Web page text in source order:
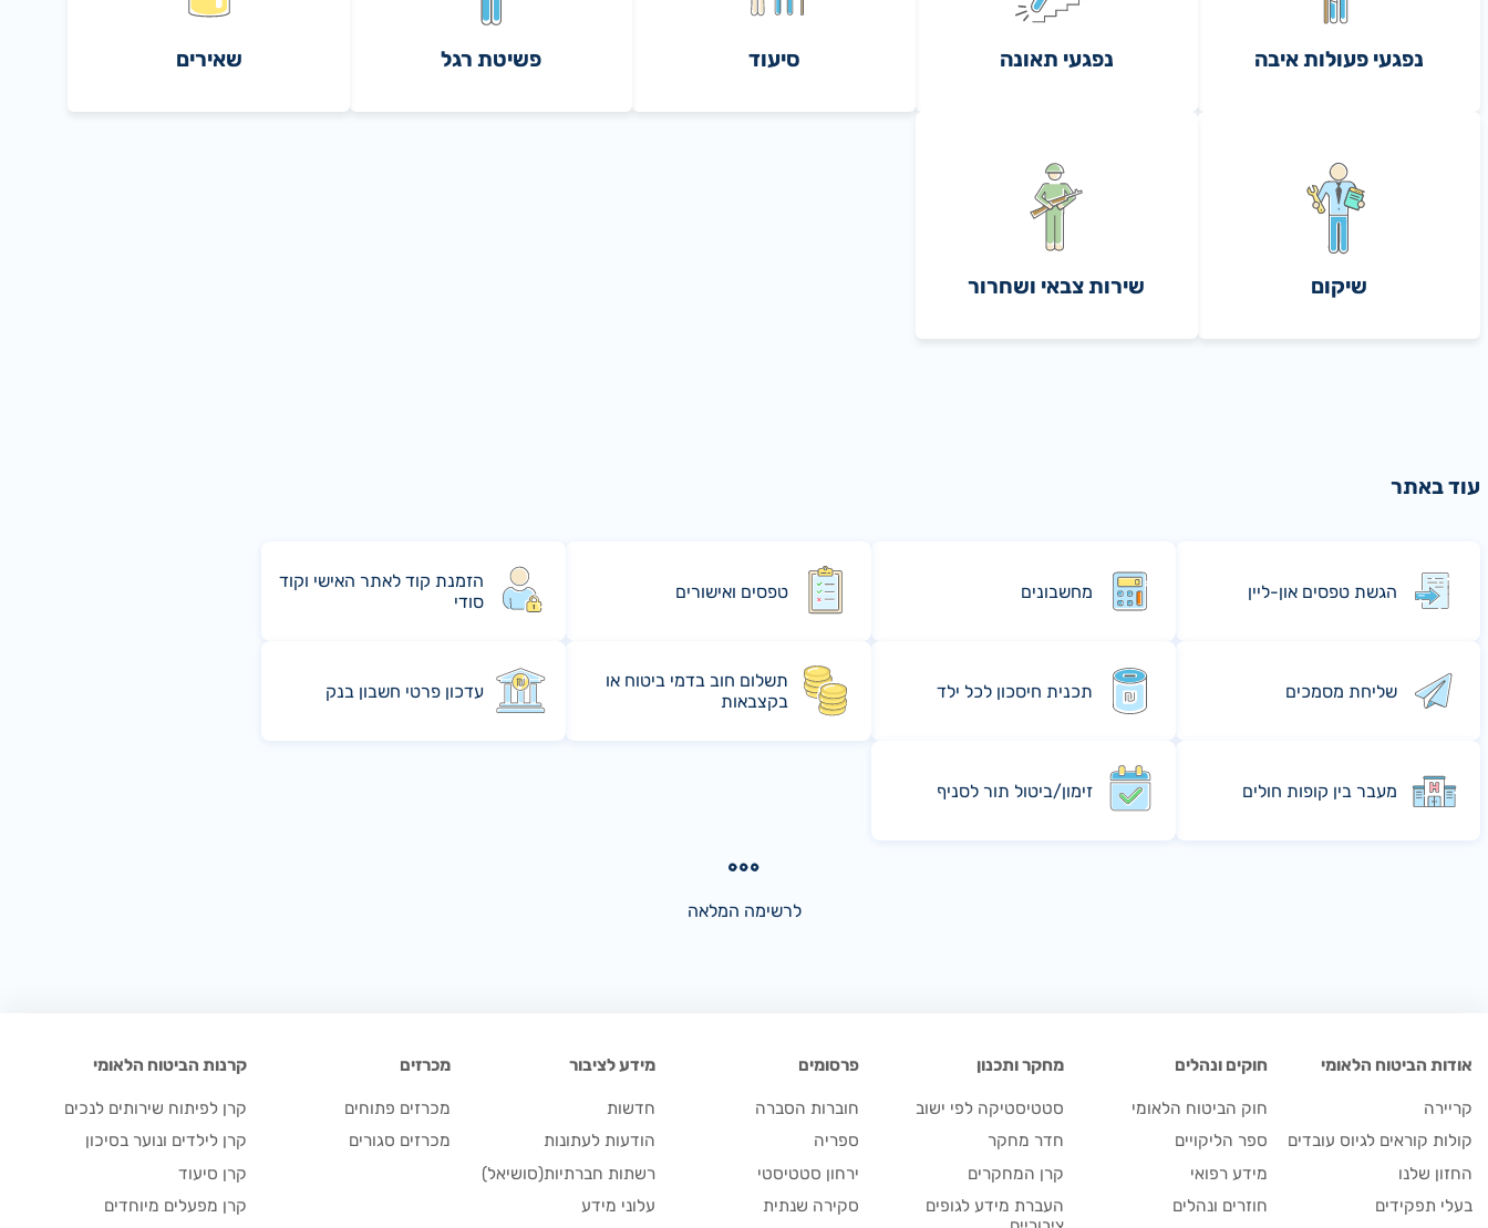
נפגעי פעולות איבה נפגעי תאונה סיעוד פשיטת רגל שאירים
שיקום שירות צבאי ושחרור
עוד באתר
הגשת טפסים און-ליין מחשבונים טפסים ואישורים
הזמנת קוד לאתר האישי וקוד
סודי
שליחת מסמכים תכנית חיסכון לכל ילד
תשלום חוב בדמי ביטוח או
בקצבאות
עדכון פרטי חשבון בנק
מעבר בין קופות חולים זימון/ביטול תור לסניף
לרשימה המלאה
אודות הביטוח הלאומי
קריירה
קולות קוראים לגיוס עובדים
החזון שלנו
בעלי תפקידים
חוקים ונהלים
חוק הביטוח הלאומי
ספר הליקויים
מידע רפואי
חוזרים ונהלים
מחקר ותכנון
סטטיסטיקה לפי ישוב
חדר מחקר
קרן המחקרים
העברת מידע לגופים
פרסומים
חוברות הסברה
ספריה
ירחון סטטיסטי
סקירה שנתית
מידע לציבור
חדשות
הודעות לעתונות
רשתות חברתיות(סושיאל)
עלוני מידע
מכרזים
מכרזים פתוחים
מכרזים סגורים
קרנות הביטוח הלאומי
קרן לפיתוח שירותים לנכים
קרן לילדים ונוער בסיכון
קרן סיעוד
קרן מפעלים מיוחדים